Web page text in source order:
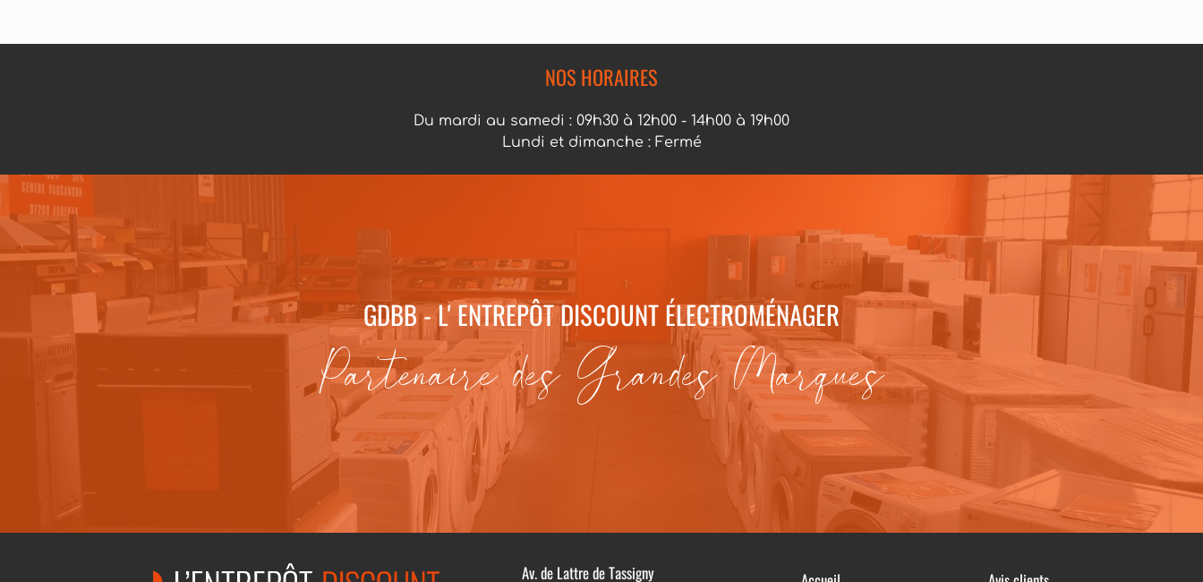
NOS HORAIRES
Du mardi au samedi : 09h30 à 12h00 - 14h00 à 19h00
Lundi et dimanche : Fermé
GDBB - L' ENTREPÔT DISCOUNT ÉLECTROMÉNAGER
Partenaire des Grandes Marques
Av. de Lattre de Tassigny